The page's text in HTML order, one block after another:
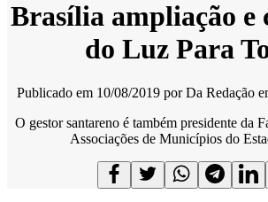
Brasília ampliação e
do Luz Para
Publicado em 10/08/2019 porDa Redação
O gestor santareno é também presidente da
Associações de Municípios do